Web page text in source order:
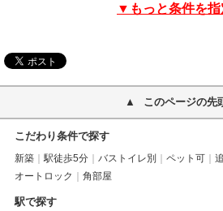
▼もっと条件を
このページの先
こだわり条件で探す
新築 駅徒歩5分 バストイレ別 ペット可
オートロック
角部屋
駅で探す